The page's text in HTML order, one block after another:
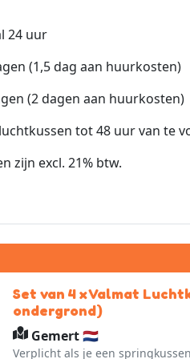
24 uur
(1,5 dag aan huurkosten)
(2 dagen aan huurkosten)
tot 48 uur van te
zijn excl. 21% btw.
Set van 4 x Valmat
ondergrond)
Gemert 🇳🇱
Verplicht als je een